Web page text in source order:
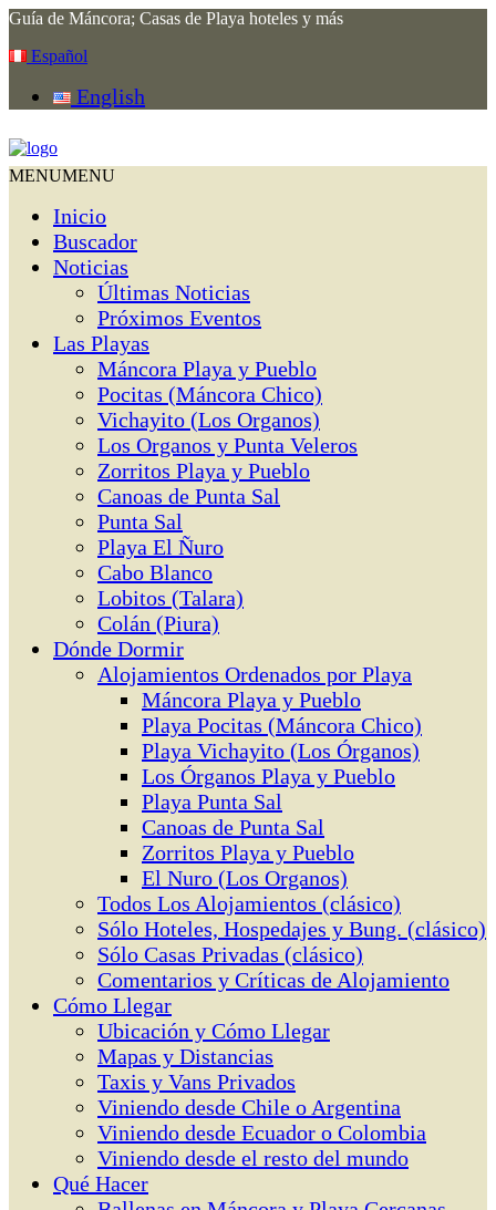
Guía de Máncora; Casas de Playa hoteles y más
Español
English
MENUMENU
Inicio
Buscador
Noticias
Últimas Noticias
Próximos Eventos
Las Playas
Máncora Playa y Pueblo
Pocitas (Máncora Chico)
Vichayito (Los Organos)
Los Organos y Punta Veleros
Zorritos Playa y Pueblo
Canoas de Punta Sal
Punta Sal
Playa El Ñuro
Cabo Blanco
Lobitos (Talara)
Colán (Piura)
Dónde Dormir
Alojamientos Ordenados por Playa
Máncora Playa y Pueblo
Playa Pocitas (Máncora Chico)
Playa Vichayito (Los Órganos)
Los Órganos Playa y Pueblo
Playa Punta Sal
Canoas de Punta Sal
Zorritos Playa y Pueblo
El Nuro (Los Organos)
Todos Los Alojamientos (clásico)
Sólo Hoteles, Hospedajes y Bung. (clásico)
Sólo Casas Privadas (clásico)
Comentarios y Críticas de Alojamiento
Cómo Llegar
Ubicación y Cómo Llegar
Mapas y Distancias
Taxis y Vans Privados
Viniendo desde Chile o Argentina
Viniendo desde Ecuador o Colombia
Viniendo desde el resto del mundo
Qué Hacer